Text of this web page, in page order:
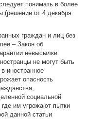
понимать в более
(решение от 4 декабря
граждан и лиц без
– Закон об
невысылки
не могут быть
иностранное
опасность
социальной
им угрожают пытки
данной статьи